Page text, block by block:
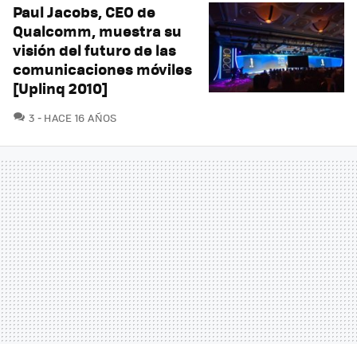
Paul Jacobs, CEO de
Qualcomm, muestra su
visión del futuro de las
comunicaciones móviles
[Uplinq 2010]
3 COMENTARIOS
HACE 16 AÑOS